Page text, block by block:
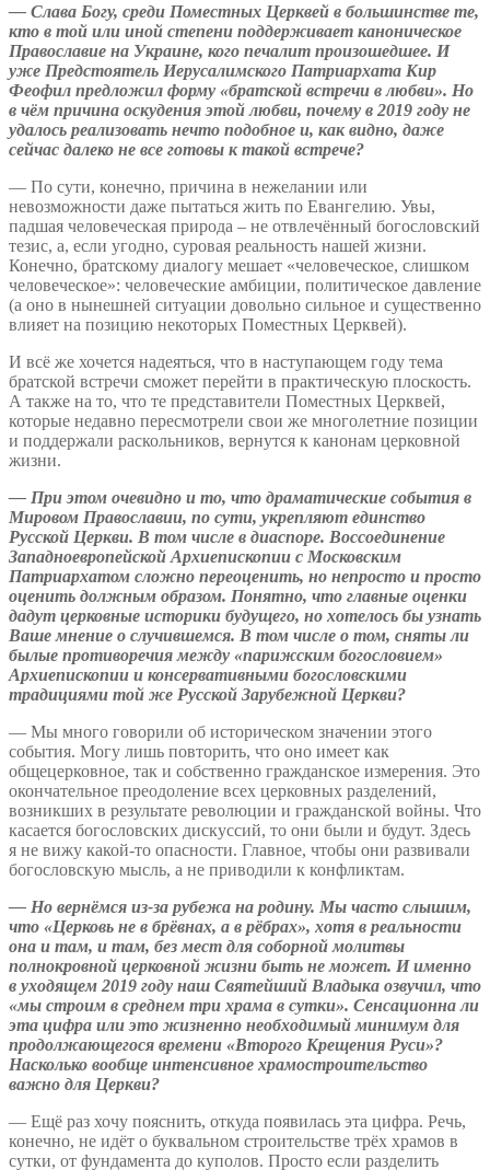
— Слава Богу, среди Поместных Церквей в большинстве те,
кто в той или иной степени поддерживает каноническое
Православие на Украине, кого печалит произошедшее. И
уже Предстоятель Иерусалимского Патриархата Кир
Феофил предложил форму «братской встречи в любви». Но
в чём причина оскудения этой любви, почему в 2019 году не
удалось реализовать нечто подобное и, как видно, даже
сейчас далеко не все готовы к такой встрече?
— По сути, конечно, причина в нежелании или
невозможности даже пытаться жить по Евангелию. Увы,
падшая человеческая природа – не отвлечённый богословский
тезис, а, если угодно, суровая реальность нашей жизни.
Конечно, братскому диалогу мешает «человеческое, слишком
человеческое»: человеческие амбиции, политическое давление
(а оно в нынешней ситуации довольно сильное и существенно
влияет на позицию некоторых Поместных Церквей).
И всё же хочется надеяться, что в наступающем году тема
братской встречи сможет перейти в практическую плоскость.
А также на то, что те представители Поместных Церквей,
которые недавно пересмотрели свои же многолетние позиции
и поддержали раскольников, вернутся к канонам церковной
жизни.
— При этом очевидно и то, что драматические события в
Мировом Православии, по сути, укрепляют единство
Русской Церкви. В том числе в диаспоре. Воссоединение
Западноевропейской Архиепископии с Московским
Патриархатом сложно переоценить, но непросто и просто
оценить должным образом. Понятно, что главные оценки
дадут церковные историки будущего, но хотелось бы узнать
Ваше мнение о случившемся. В том числе о том, сняты ли
былые противоречия между «парижским богословием»
Архиепископии и консервативными богословскими
традициями той же Русской Зарубежной Церкви?
— Мы много говорили об историческом значении этого
события. Могу лишь повторить, что оно имеет как
общецерковное, так и собственно гражданское измерения. Это
окончательное преодоление всех церковных разделений,
возникших в результате революции и гражданской войны. Что
касается богословских дискуссий, то они были и будут. Здесь
я не вижу какой-то опасности. Главное, чтобы они развивали
богословскую мысль, а не приводили к конфликтам.
— Но вернёмся из-за рубежа на родину. Мы часто слышим,
что «Церковь не в брёвнах, а в рёбрах», хотя в реальности
она и там, и там, без мест для соборной молитвы
полнокровной церковной жизни быть не может. И именно
в уходящем 2019 году наш Святейший Владыка озвучил, что
«мы строим в среднем три храма в сутки». Сенсационна ли
эта цифра или это жизненно необходимый минимум для
продолжающегося времени «Второго Крещения Руси»?
Насколько вообще интенсивное храмостроительство
важно для Церкви?
— Ещё раз хочу пояснить, откуда появилась эта цифра. Речь,
конечно, не идёт о буквальном строительстве трёх храмов в
сутки, от фундамента до куполов. Просто если разделить